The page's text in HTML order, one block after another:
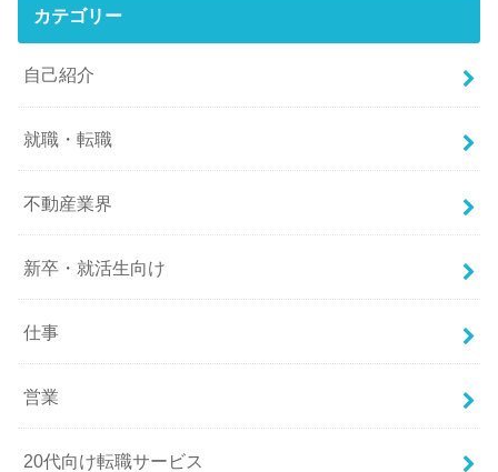
カテゴリー
自己紹介
就職・転職
不動産業界
新卒・就活生向け
仕事
営業
20代向け転職サービス